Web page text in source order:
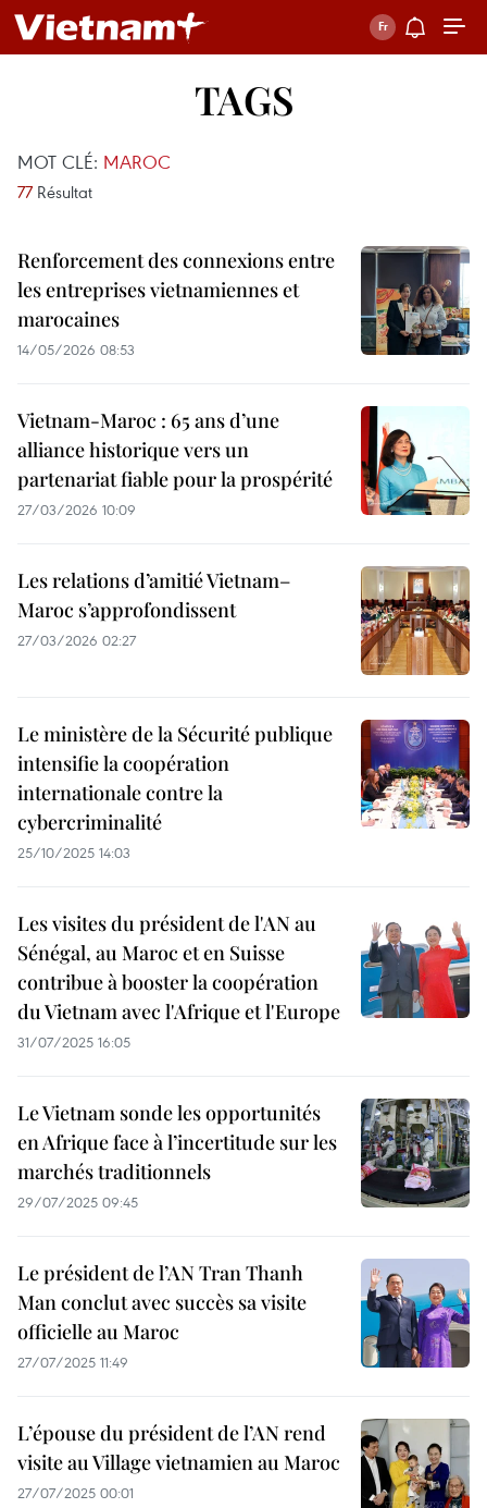
TAGS
MOT CLÉ: MAROC
77 Résultat
Renforcement des connexions entre
les entreprises vietnamiennes et
marocaines
14/05/2026 08:53
Vietnam-Maroc : 65 ans d’une
alliance historique vers un
partenariat fiable pour la prospérité
27/03/2026 10:09
Les relations d’amitié Vietnam–
Maroc s’approfondissent
27/03/2026 02:27
Le ministère de la Sécurité publique
intensifie la coopération
internationale contre la
cybercriminalité
25/10/2025 14:03
Les visites du président de l'AN au
Sénégal, au Maroc et en Suisse
contribue à booster la coopération
du Vietnam avec l'Afrique et l'Europe
31/07/2025 16:05
Le Vietnam sonde les opportunités
en Afrique face à l’incertitude sur les
marchés traditionnels
29/07/2025 09:45
Le président de l’AN Tran Thanh
Man conclut avec succès sa visite
officielle au Maroc
27/07/2025 11:49
L’épouse du président de l’AN rend
visite au Village vietnamien au Maroc
27/07/2025 00:01